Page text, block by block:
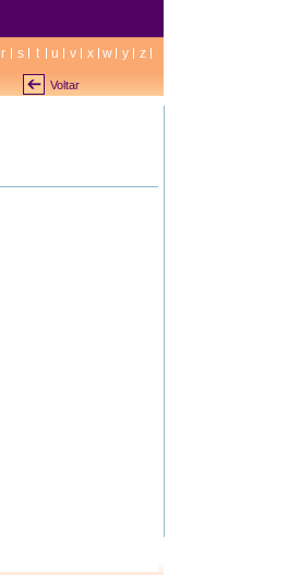
r s t u v x w y z
Voltar